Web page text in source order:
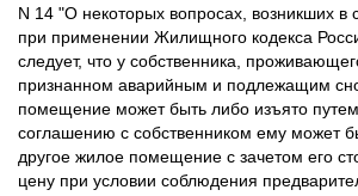
N 14 "О некоторых вопросах, возникших в
при применении Жилищного кодекса
следует, что у собственника,
признанном аварийным и подлежащим
помещение может быть либо изъято
соглашению с собственником ему может
другое жилое помещение с зачетом его
цену при условии соблюдения